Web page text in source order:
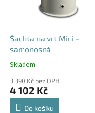
Šachta na vrt Mini -
samonosná
Průměrné
produktu
je
4,4
Skladem
3 390 Kč bez DPH
4 102 Kč
Do košíku